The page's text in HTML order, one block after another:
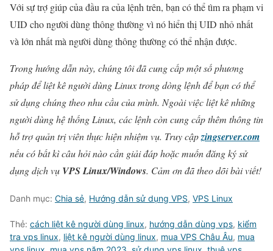
Với sự trợ giúp của đầu ra của lệnh trên, bạn có thể tìm ra phạm vi
UID cho người dùng thông thường vì nó hiển thị UID nhỏ nhất
và lớn nhất mà người dùng thông thường có thể nhận được.
Trong hướng dẫn này, chúng tôi đã cung cấp một số phương
pháp để liệt kê người dùng Linux trong dòng lệnh để bạn có thể
sử dụng chúng theo nhu cầu của mình. Ngoài việc liệt kê những
người dùng hệ thống Linux, các lệnh còn cung cấp thêm thông tin
hỗ trợ quản trị viên thực hiện nhiệm vụ. Truy cậpzingserver.com
nếu có bất kì câu hỏi nào cần giải đáp hoặc muốn đăng ký sử
dụng dịch vụ VPS Linux/Windows. Cảm ơn đã theo dõi bài viết!
Danh mục: Chia sẻ, Hướng dẫn sử dụng VPS, VPS Linux
Thẻ: cách liệt kê người dùng linux, hướng dẫn dùng vps, kiểm
tra vps linux, liệt kê người dùng linux, mua VPS Châu Âu, mua